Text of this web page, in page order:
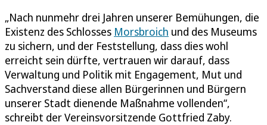
„Nach nunmehr drei Jahren unserer Bemühungen, die
Existenz des Schlosses Morsbroich und des Museums
zu sichern, und der Feststellung, dass dies wohl
erreicht sein dürfte, vertrauen wir darauf, dass
Verwaltung und Politik mit Engagement, Mut und
Sachverstand diese allen Bürgerinnen und Bürgern
unserer Stadt dienende Maßnahme vollenden“,
schreibt der Vereinsvorsitzende Gottfried Zaby.